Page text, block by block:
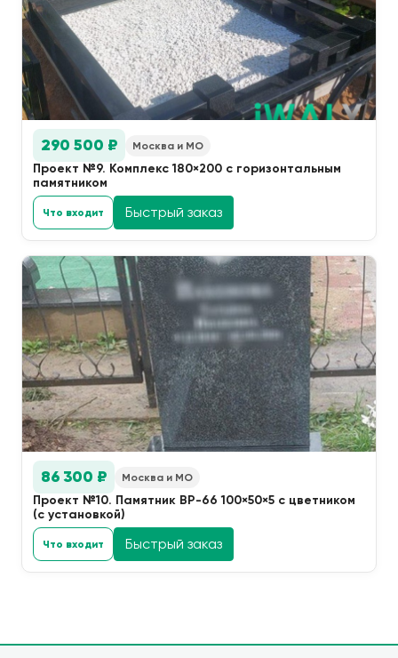
290 500 ₽ Москва и МО
Проект №9. Комплекс 180×200 с горизонтальным
памятником
Что входит Быстрый заказ
86 300 ₽ Москва и МО
Проект №10. Памятник ВР-66 100×50×5 с цветником
(с установкой)
Что входит Быстрый заказ